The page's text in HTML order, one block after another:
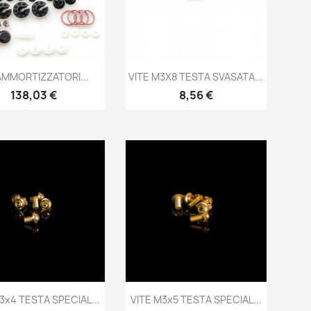
Anteprima
Prezzo
138,03 €
Anteprima
VITE M3X8 TESTA SVASATA...
Prezzo
8,56 €
Anteprima
TESTA SPECIAL... Anteprima
VITE M3x5 TESTA SPECIAL...